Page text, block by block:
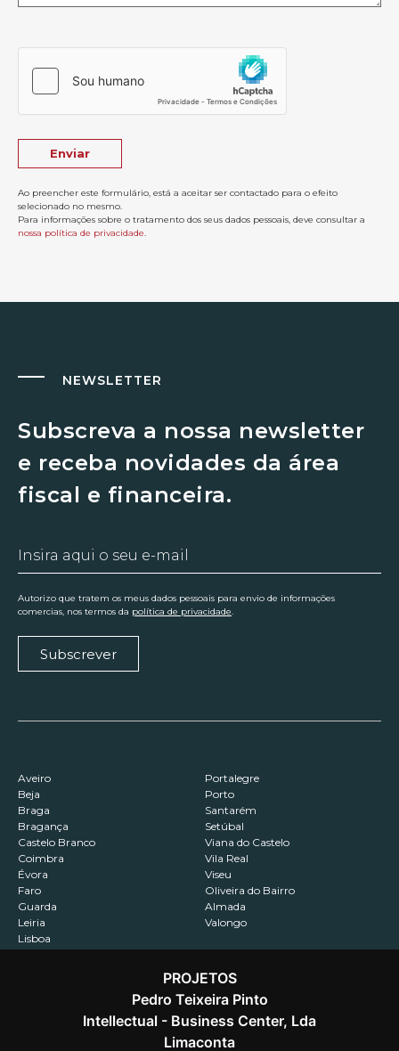
Ao preencher este formulário, está a aceitar ser contactado para o efeito
selecionado no mesmo.
Para informações sobre o tratamento dos seus dados pessoais, deve consultar a
nossa política de privacidade.
NEWSLETTER
Subscreva a nossa newsletter
e receba novidades da área
fiscal e financeira.
Autorizo que tratem os meus dados pessoais para envio de informações
comercias, nos termos da política de privacidade.
Subscrever
Aveiro
Beja
Braga
Bragança
Castelo Branco
Coimbra
Évora
Faro
Guarda
Leiria
Lisboa
Portalegre
Porto
Santarém
Setúbal
Viana do Castelo
Vila Real
Viseu
Oliveira do Bairro
Almada
Valongo
Contactos Recrutamento Política de Privacidade
PROJETOS
Pedro Teixeira Pinto
Intellectual - Business Center, Lda
Limaconta